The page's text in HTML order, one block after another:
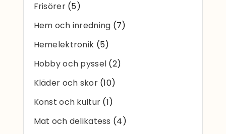
Frisörer(5)
Hem och inredning (7)
Hemelektronik (5)
Hobby och pyssel (2)
Kläder och skor(10)
Konst och kultur (1)
Mat och delikatess (4)